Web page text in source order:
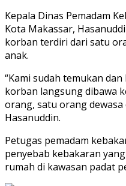
Kepala Dinas Pemadam
Kota Makassar,
korban terdiri dari satu
anak.
“Kami sudah temukan
korban langsung dibawa
orang, satu orang
Hasanuddin.
Petugas pemadam
penyebab kebakaran
rumah di kawasan padat